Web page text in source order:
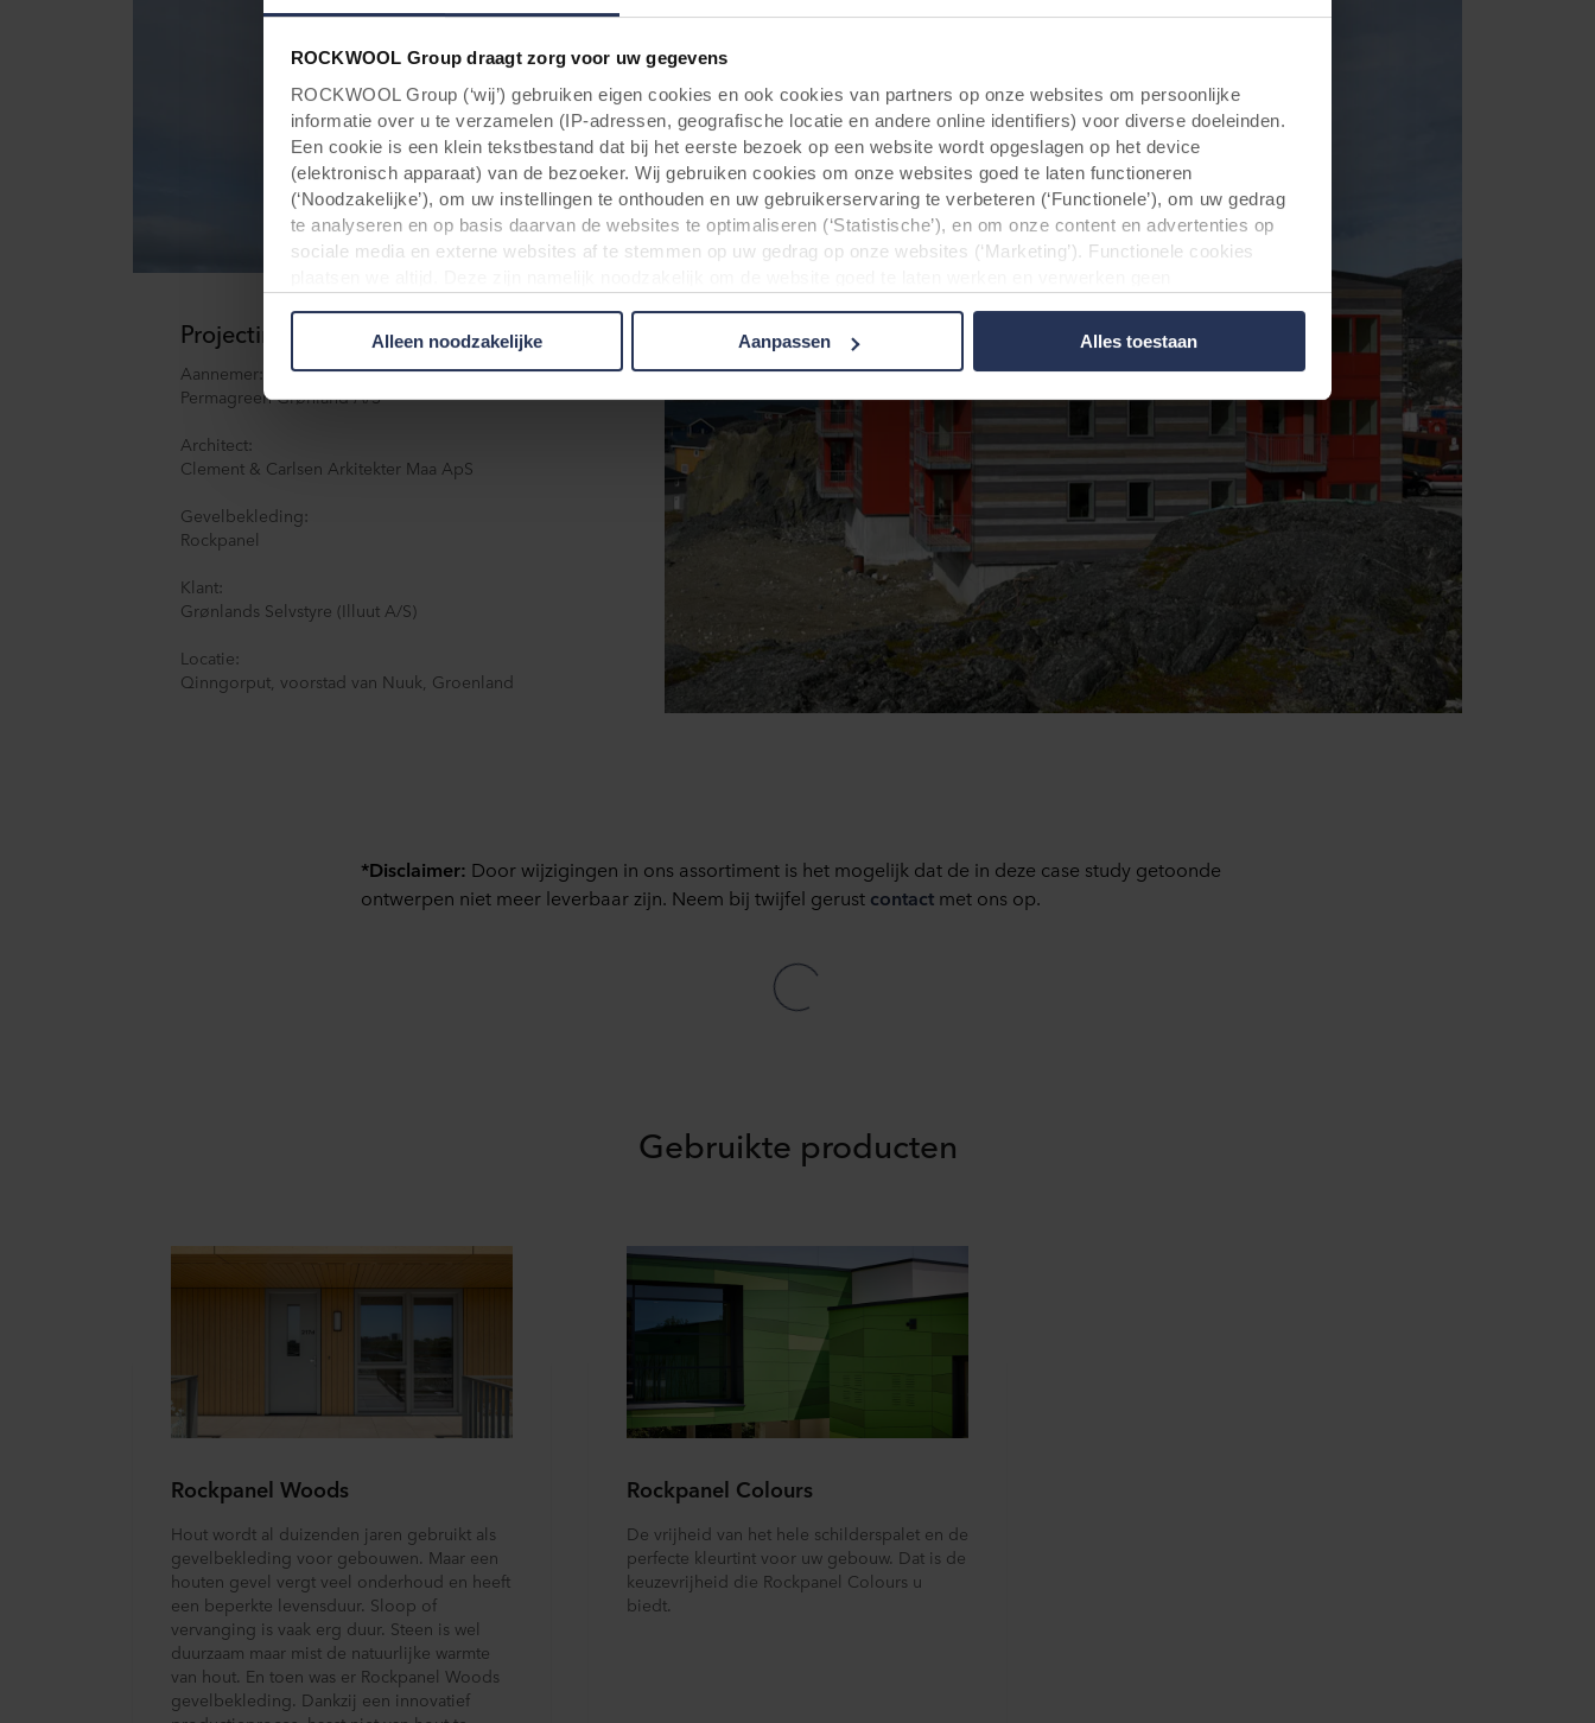
ROCKWOOL Group draagt zorg voor uw gegevens
ROCKWOOL Group (‘wij’) gebruiken eigen cookies en ook cookies van partners op onze websites om persoonlijke
informatie over u te verzamelen (IP-adressen, geografische locatie en andere online identifiers) voor diverse doeleinden.
Een cookie is een klein tekstbestand dat bij het eerste bezoek op een website wordt opgeslagen op het device
(elektronisch apparaat) van de bezoeker. Wij gebruiken cookies om onze websites goed te laten functioneren
(‘Noodzakelijke’), om uw instellingen te onthouden en uw gebruikerservaring te verbeteren (‘Functionele’), om uw gedrag
te analyseren en op basis daarvan de websites te optimaliseren (‘Statistische’), en om onze content en advertenties op
sociale media en externe websites af te stemmen op uw gedrag op onze websites (‘Marketing’). Functionele cookies
plaatsen. Informatie over uw gebruik van onze websites kan worden verstrekt aan onze social media-, advertentie- en
die zij hebben verzameld op basis van uw gebruik van hun diensten. Deze partners kunnen gevestigd zijn in onveilige
derde landen, waaronder de Verenigde Staten. Door cookies te accepteren, erkent u ook dat deze gegevensoverdracht
plaatsvindt, ondanks dat het beschermingsniveau in het derde land mogelijk niet gelijk is aan dat in de EU/EER.
Hieronder vindt u meer informatie over de doeleinden, algemene beschrijvingen van de verzamelde informatie, wie elke
cookie plaatst, links naar het privacybeleid van onze potentiële partners en hoe lang elke cookie op uw apparatuur wordt
opgeslagen. Indien u niet wilt dat onze website cookies op uw computer kan opslaan, kunt u dat aangeven in de
cookiemelding die u te zien krijgt bij het eerste bezoek aan onze website. U kunt verder zelf bepalen voor welke
doeleinden cookies mogen worden gebruikt en dus informatie over u mag worden verwerkt via cookies op onze websites.
U kunt uw toestemming op elk moment intrekken of wijzigen door op het cookie-icoontje onderaan de website te klikken.
Alleen noodzakelijke Aanpassen Alles toestaan
Projectinformatie
Aannemer:
Permagreen Grønland A/S
Architect:
Clement & Carlsen Arkitekter Maa ApS
Gevelbekleding:
Rockpanel
Klant:
Grønlands Selvstyre (Illuut A/S)
Locatie:
Qinngorput, voorstad van Nuuk, Groenland
*Disclaimer: Door wijzigingen in ons assortiment is het mogelijk dat de in deze case study getoonde
ontwerpen niet meer leverbaar zijn. Neem bij twijfel gerust contact met ons op.
Gebruikte producten
Rockpanel Woods
Hout wordt al duizenden jaren gebruikt als
gevelbekleding voor gebouwen. Maar een
houten gevel vergt veel onderhoud en heeft
een beperkte levensduur. Sloop of
vervanging is vaak erg duur. Steen is wel
duurzaam maar mist de natuurlijke warmte
van hout. En toen was er Rockpanel Woods
gevelbekleding. Dankzij een innovatief
Rockpanel Colours
De vrijheid van het hele schilderspalet en de
perfecte kleurtint voor uw gebouw. Dat is de
keuzevrijheid die Rockpanel Colours u
biedt.